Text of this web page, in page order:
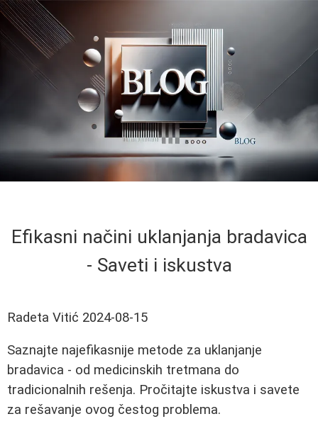
Efikasni načini uklanjanja bradavica
- Saveti i iskustva
Radeta Vitić 2024-08-15
Saznajte najefikasnije metode za uklanjanje
bradavica - od medicinskih tretmana do
tradicionalnih rešenja. Pročitajte iskustva i savete
za rešavanje ovog čestog problema.